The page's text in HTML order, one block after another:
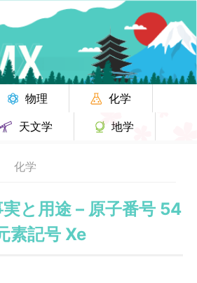
物理
化学
天文学 地学
化学
と用途 – 原子番号 54
素記号 Xe